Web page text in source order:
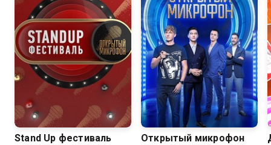
Stand Up фестиваль
6.9
Открытый микрофон